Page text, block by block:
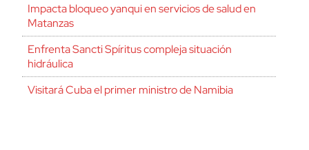
Impacta bloqueo yanqui en servicios de salud en
Matanzas
Enfrenta Sancti Spíritus compleja situación
hidráulica
Visitará Cuba el primer ministro de Namibia